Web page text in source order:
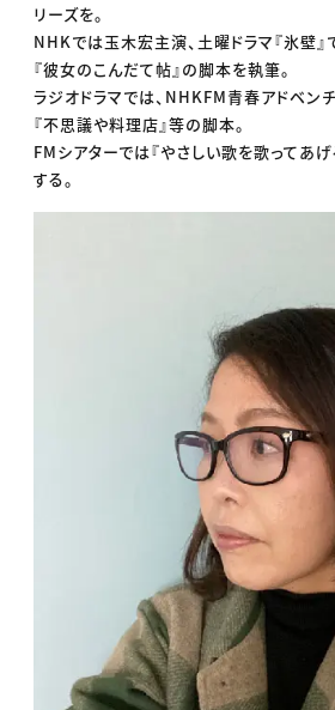
リーズを。
NHKでは玉木宏主演、土曜ドラマ『氷壁』
『彼女のこんだて帖』の脚本を執筆。
ラジオドラマでは、NHKFM青春アドベンチ
『不思議や料理店』等の脚本。
FMシアターでは『やさしい歌を歌ってあ
する。